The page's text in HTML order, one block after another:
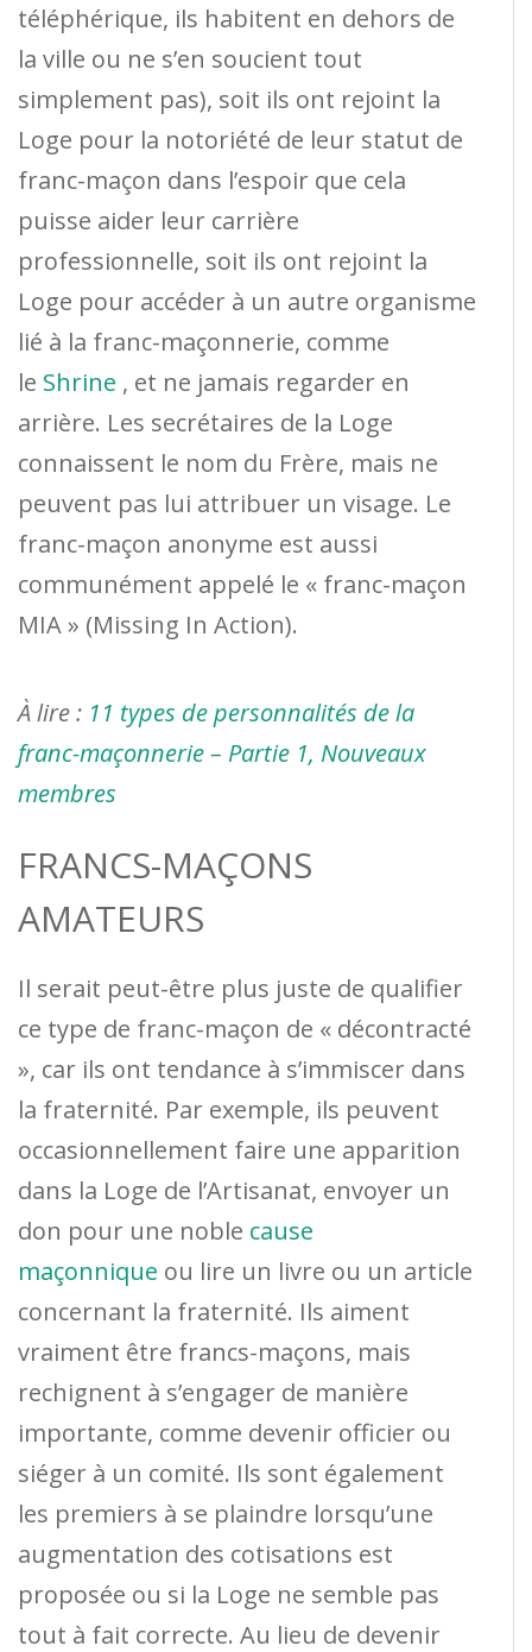
téléphérique, ils habitent en dehors de
la ville ou ne s’en soucient tout
simplement pas), soit ils ont rejoint la
Loge pour la notoriété de leur statut de
franc-maçon dans l’espoir que cela
puisse aider leur carrière
professionnelle, soit ils ont rejoint la
Loge pour accéder à un autre organisme
lié à la franc-maçonnerie, comme
le Shrine , et ne jamais regarder en
arrière. Les secrétaires de la Loge
connaissent le nom du Frère, mais ne
peuvent pas lui attribuer un visage. Le
franc-maçon anonyme est aussi
communément appelé le « franc-maçon
MIA » (Missing In Action).
À lire : 11 types de personnalités de la
franc-maçonnerie – Partie 1, Nouveaux
membres
FRANCS-MAÇONS
AMATEURS
Il serait peut-être plus juste de qualifier
ce type de franc-maçon de « décontracté
», car ils ont tendance à s’immiscer dans
la fraternité. Par exemple, ils peuvent
occasionnellement faire une apparition
dans la Loge de l’Artisanat, envoyer un
don pour une noble cause
maçonnique ou lire un livre ou un article
concernant la fraternité. Ils aiment
vraiment être francs-maçons, mais
rechignent à s’engager de manière
importante, comme devenir officier ou
siéger à un comité. Ils sont également
les premiers à se plaindre lorsqu’une
augmentation des cotisations est
proposée ou si la Loge ne semble pas
tout à fait correcte. Au lieu de devenir